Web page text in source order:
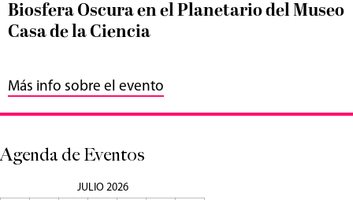
Biosfera Oscura en el Planetario del Museo
Casa de la Ciencia
Más info sobre el evento
Agenda de Eventos
JULIO 2026